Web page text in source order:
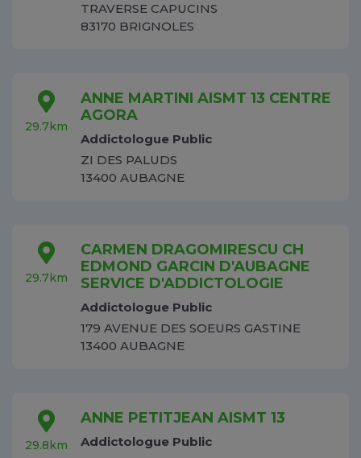
TRAVERSE CAPUCINS
83170 BRIGNOLES
29.7km
ANNE MARTINI AISMT 13 CENTRE
AGORA
Addictologue Public
ZI DES PALUDS
13400 AUBAGNE
29.7km
CARMEN DRAGOMIRESCU CH
EDMOND GARCIN D'AUBAGNE
SERVICE D'ADDICTOLOGIE
Addictologue Public
179 AVENUE DES SOEURS GASTINE
13400 AUBAGNE
29.8km
ANNE PETITJEAN AISMT 13
Addictologue Public